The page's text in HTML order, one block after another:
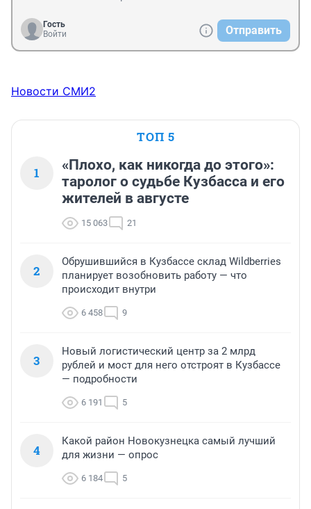
Гость
Войти
Отправить
Новости СМИ2
ТОП 5
1
«Плохо, как никогда до этого»:
таролог о судьбе Кузбасса и его
жителей в августе
15 063 21
2
Обрушившийся в Кузбассе склад Wildberries
планирует возобновить работу — что
происходит внутри
6 458 9
3
Новый логистический центр за 2 млрд
рублей и мост для него отстроят в Кузбассе
— подробности
6 191 5
4
Какой район Новокузнецка самый лучший
для жизни — опрос
6 184 5